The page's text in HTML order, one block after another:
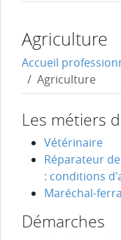
Agriculture
Accueil
Agriculture
Les métiers
Vétérinaire
Réparateur
: conditions
Maréchal-
Démarches